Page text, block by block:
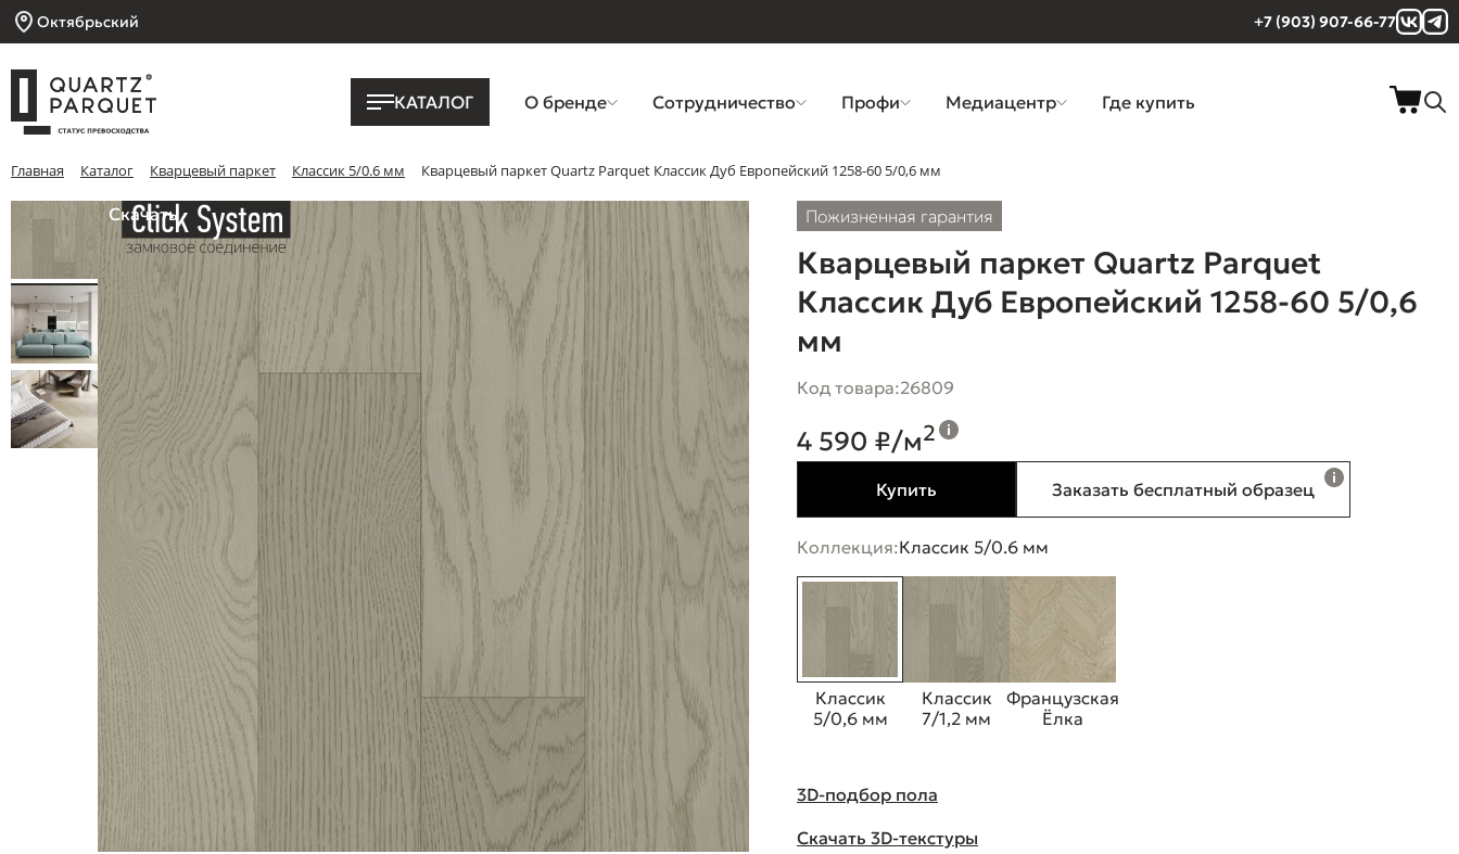
Октябрьский +7 (903) 907-66-77
КАТАЛОГ О бренде Сотрудничество Профи Медиацентр Где купить
Главная Каталог Кварцевый паркет Классик 5/0.6 мм Кварцевый паркет Quartz Parquet Классик Дуб Европейский 1258-60 5/0,6 мм
Скачать Пожизненная гарантия
Кварцевый паркет Quartz Parquet
Классик Дуб Европейский 1258-60 5/0,6
мм
Код товара:26809
4 590 ₽/м2
Купить Заказать бесплатный образец
Коллекция:Классик 5/0.6 мм
Классик
5/0,6 мм
Классик
7/1,2 мм
Французская
Ёлка
3D-подбор пола
Скачать 3D-текстуры